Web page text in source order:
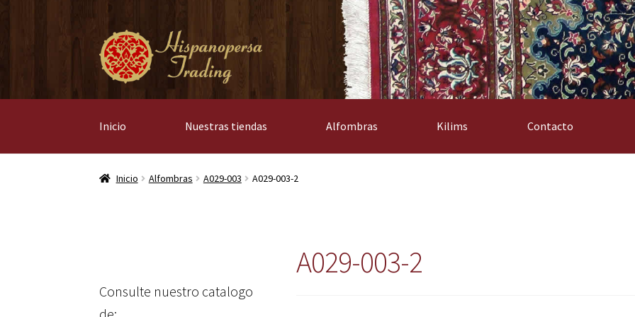
Ir
a
la
Ir
al
contenido
Inicio Nuestras tiendas Alfombras Kilims Contacto
Inicio Alfombras A029-003 A029-003-2
A029-003-2
Consulte nuestro catalogo